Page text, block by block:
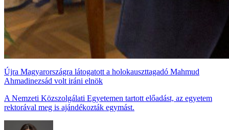
Újra Magyarországra látogatott a holokauszttagadó Mahmud
Ahmadinezsád volt iráni elnök
A Nemzeti Közszolgálati Egyetemen tartott előadást, az egyetem
rektorával meg is ajándékozták egymást.